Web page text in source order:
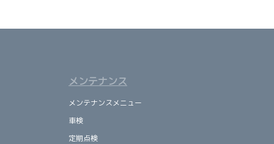
メンテナンス
メンテナンスメニュー
車検
定期点検